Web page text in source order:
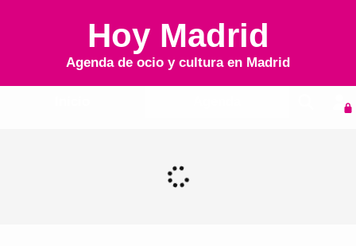
Hoy Madrid
Agenda de ocio y cultura en Madrid